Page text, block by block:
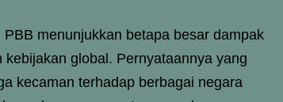
menunjukkan betapa besar dampak
global. Pernyataannya yang
kecaman terhadap berbagai negara